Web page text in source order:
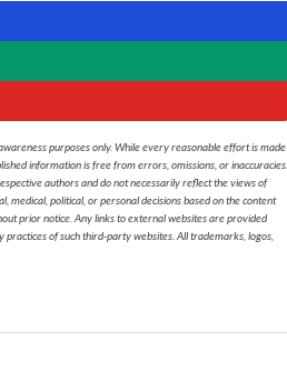
purposes only. While every reasonable effort is made
information is free from errors, omissions, or inaccuracies.
authors and do not necessarily reflect the views of
political, or personal decisions based on the content
prior notice. Any links to external websites are provided
of such third-party websites. All trademarks, logos,